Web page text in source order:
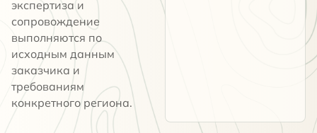
экспертиза и
сопровождение
выполняются по
исходным данным
заказчика и
требованиям
конкретного региона.